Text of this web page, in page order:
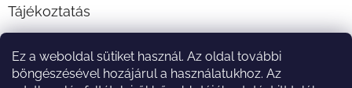
Ez a weboldal sütiket használ. Az oldal további
böngészésével hozájárul a használatukhoz. Az
Tájékoztatás
A vásárlás menete